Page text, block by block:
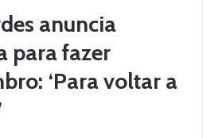
anuncia
para fazer
‘Para voltar a